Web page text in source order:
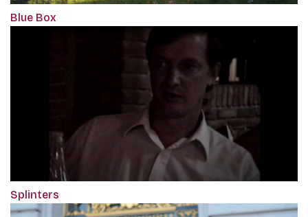
Blue Box
Splinters